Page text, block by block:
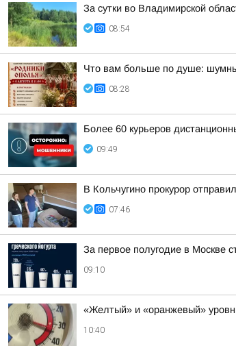
За сутки во Владимирской
08:54
Что вам больше по душе:
08:28
Более 60 курьеров
09:49
В Кольчугино прокурор
07:46
За первое полугодие в Москве
09:10
«Желтый» и «оранжевый»
10:40